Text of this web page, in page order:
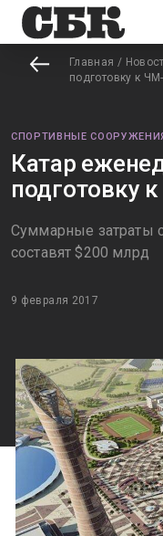
Главная /
подготовку к
СПОРТИВНЫЕ
Катар
подготовку
Суммарные затраты
составят $200 млрд
9 февраля 2017